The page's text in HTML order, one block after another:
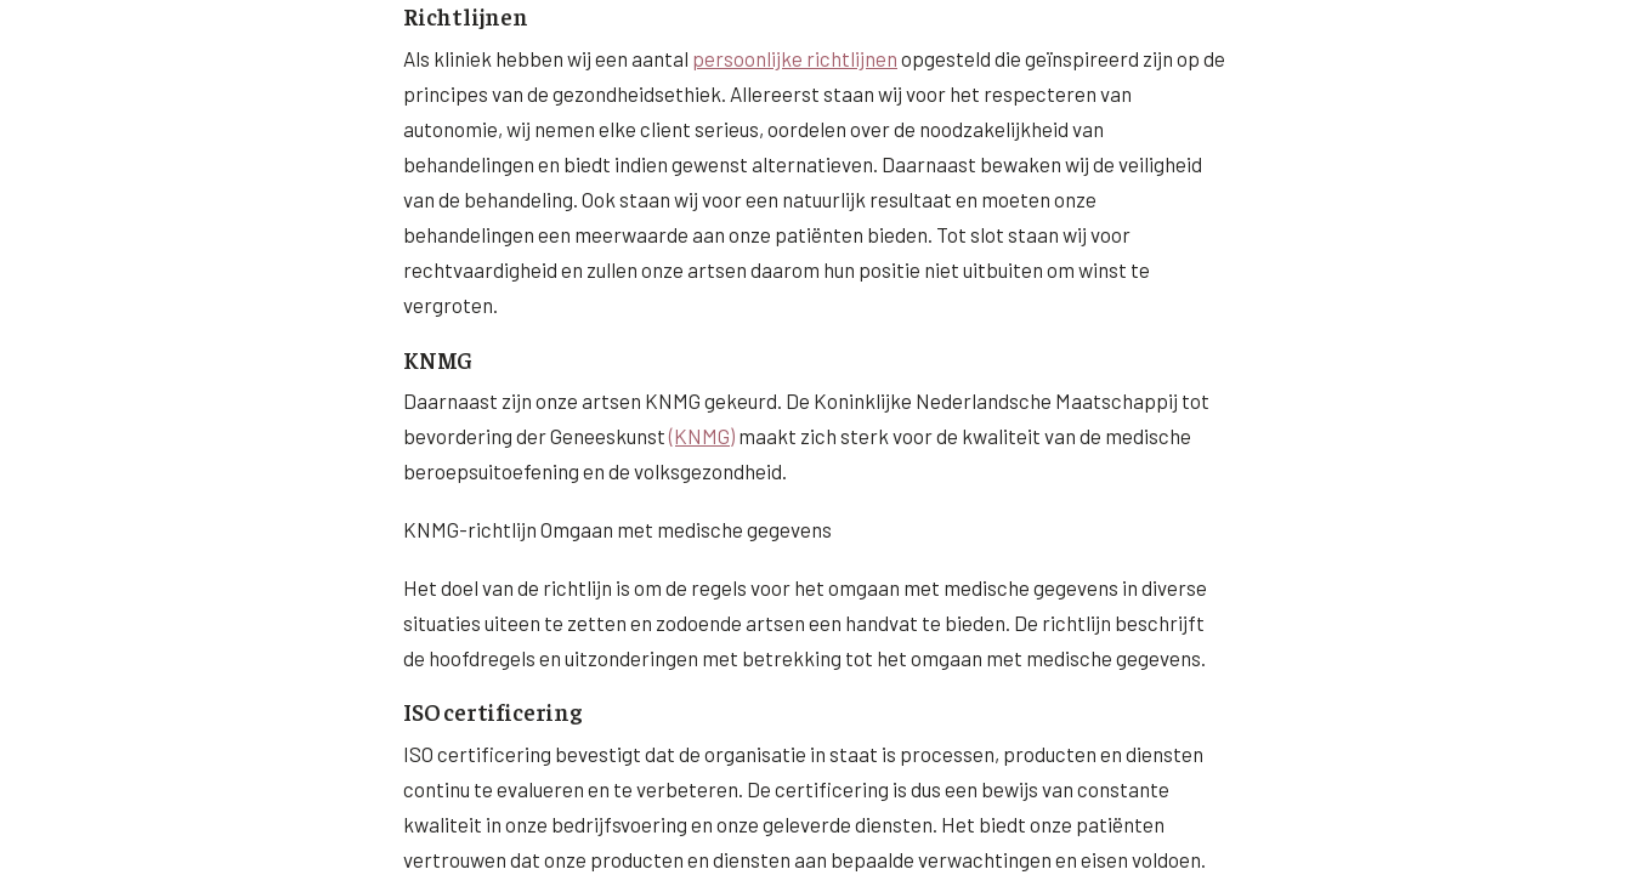
Richtlijnen
Als kliniek hebben wij een aantal persoonlijke richtlijnen opgesteld die geïnspireerd zijn op de
principes van de gezondheidsethiek. Allereerst staan wij voor het respecteren van
autonomie, wij nemen elke client serieus, oordelen over de noodzakelijkheid van
behandelingen en biedt indien gewenst alternatieven. Daarnaast bewaken wij de veiligheid
van de behandeling. Ook staan wij voor een natuurlijk resultaat en moeten onze
behandelingen een meerwaarde aan onze patiënten bieden. Tot slot staan wij voor
rechtvaardigheid en zullen onze artsen daarom hun positie niet uitbuiten om winst te
vergroten.
KNMG
Daarnaast zijn onze artsen KNMG gekeurd. De Koninklijke Nederlandsche Maatschappij tot
bevordering der Geneeskunst(KNMG) maakt zich sterk voor de kwaliteit van de medische
beroepsuitoefening en de volksgezondheid.
KNMG-richtlijn Omgaan met medische gegevens
Het doel van de richtlijn is om de regels voor het omgaan met medische gegevens in diverse
situaties uiteen te zetten en zodoende artsen een handvat te bieden. De richtlijn beschrijft
de hoofdregels en uitzonderingen met betrekking tot het omgaan met medische gegevens.
ISO certificering
ISO certificering bevestigt dat de organisatie in staat is processen, producten en diensten
continu te evalueren en te verbeteren. De certificering is dus een bewijs van constante
kwaliteit in onze bedrijfsvoering en onze geleverde diensten. Het biedt onze patiënten
vertrouwen dat onze producten en diensten aan bepaalde verwachtingen en eisen voldoen.